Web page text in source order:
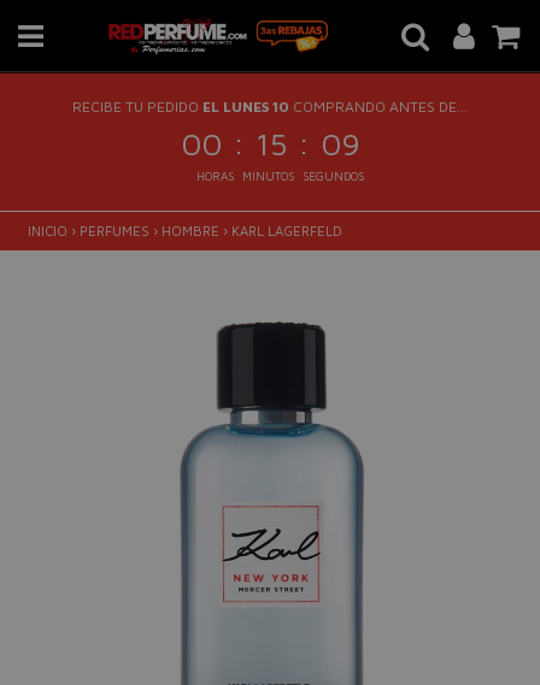
RECIBE TU PEDIDO EL LUNES 10 COMPRANDO ANTES DE...
00 : 15 : 09
HORAS MINUTOS SEGUNDOS
INICIO › PERFUMES › HOMBRE › KARL LAGERFELD